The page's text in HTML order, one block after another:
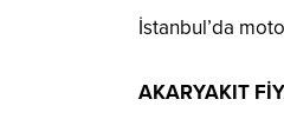
İstanbul’da
AKARYAKIT